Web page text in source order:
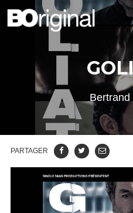
Bertrand
PARTAGER